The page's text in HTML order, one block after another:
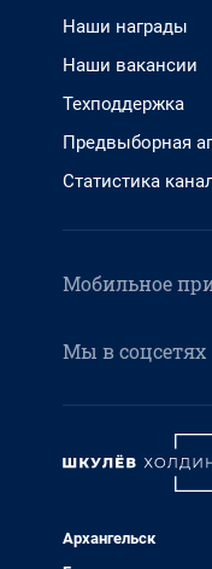
Наши награды
Наши вакансии
Техподдержка
Предвыборная
Статистика
Мобильное
Мы в соцсетях
Архангельск